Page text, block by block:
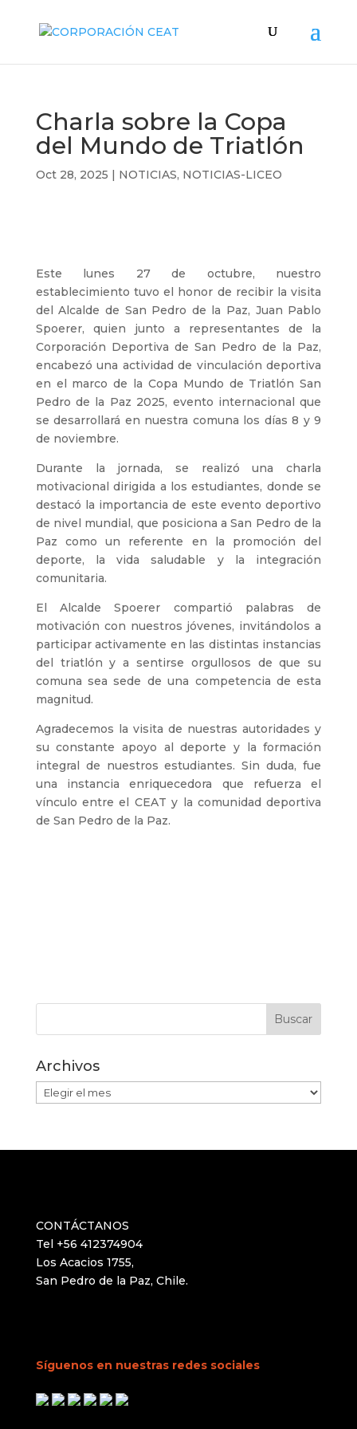
Charla sobre la Copa
del Mundo de Triatlón
Oct 28, 2025 | NOTICIAS, NOTICIAS-LICEO
Este lunes 27 de octubre, nuestro
establecimiento tuvo el honor de recibir la visita
del Alcalde de San Pedro de la Paz, Juan Pablo
Spoerer, quien junto a representantes de la
Corporación Deportiva de San Pedro de la Paz,
encabezó una actividad de vinculación deportiva
en el marco de la Copa Mundo de Triatlón San
Pedro de la Paz 2025, evento internacional que
se desarrollará en nuestra comuna los días 8 y 9
de noviembre.
Durante la jornada, se realizó una charla
motivacional dirigida a los estudiantes, donde se
destacó la importancia de este evento deportivo
de nivel mundial, que posiciona a San Pedro de la
Paz como un referente en la promoción del
deporte, la vida saludable y la integración
comunitaria.
El Alcalde Spoerer compartió palabras de
motivación con nuestros jóvenes, invitándolos a
participar activamente en las distintas instancias
del triatlón y a sentirse orgullosos de que su
comuna sea sede de una competencia de esta
magnitud.
Agradecemos la visita de nuestras autoridades y
su constante apoyo al deporte y la formación
integral de nuestros estudiantes. Sin duda, fue
una instancia enriquecedora que refuerza el
vínculo entre el CEAT y la comunidad deportiva
de San Pedro de la Paz.
Archivos
Archivos
CONTÁCTANOS
Tel +56 412374904
Los Acacios 1755,
San Pedro de la Paz, Chile.
Síguenos en nuestras redes sociales